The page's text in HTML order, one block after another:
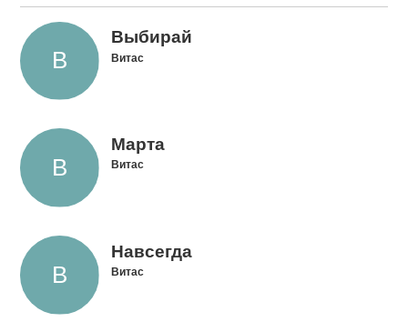
Выбирай
Витас
Марта
Витас
Навсегда
Витас